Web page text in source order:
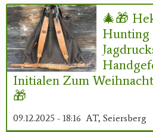
🎄🎁
Hunting
Initialen Zum
🎁
09.12.2025 - 18:16 AT, Seiersberg